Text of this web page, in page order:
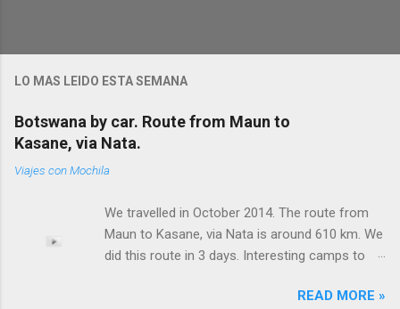
r
u
n
o
m
e
n
LO MAS LEIDO ESTA SEMANA
Botswana by car. Route from Maun to
Kasane, via Nata.
Viajes con Mochila
We travelled in October 2014. The route from
Maun to Kasane, via Nata is around 610 km. We
did this route in 3 days. Interesting camps to
with cattle. Empty road (Maun to Nata) and few
READ MORE »